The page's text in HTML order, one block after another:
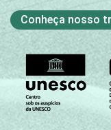
Conheça nosso